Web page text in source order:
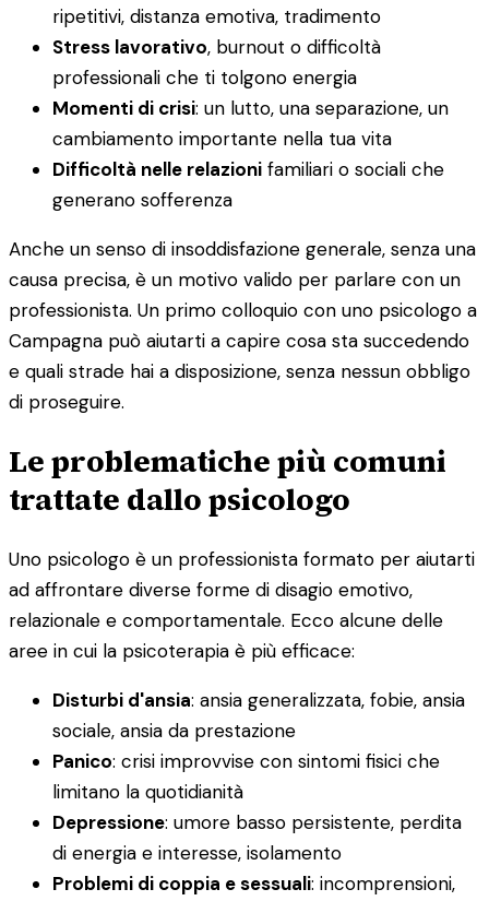
ripetitivi, distanza emotiva, tradimento
Stress lavorativo, burnout o difficoltà
professionali che ti tolgono energia
Momenti di crisi: un lutto, una separazione, un
cambiamento importante nella tua vita
Difficoltà nelle relazioni familiari o sociali che
generano sofferenza
Anche un senso di insoddisfazione generale, senza una
causa precisa, è un motivo valido per parlare con un
professionista. Un primo colloquio con uno psicologo a
Campagna può aiutarti a capire cosa sta succedendo
e quali strade hai a disposizione, senza nessun obbligo
di proseguire.
Le problematiche più comuni
trattate dallo psicologo
Uno psicologo è un professionista formato per aiutarti
ad affrontare diverse forme di disagio emotivo,
relazionale e comportamentale. Ecco alcune delle
aree in cui la psicoterapia è più efficace:
Disturbi d'ansia: ansia generalizzata, fobie, ansia
sociale, ansia da prestazione
Panico: crisi improvvise con sintomi fisici che
limitano la quotidianità
Depressione: umore basso persistente, perdita
di energia e interesse, isolamento
Problemi di coppia e sessuali: incomprensioni,